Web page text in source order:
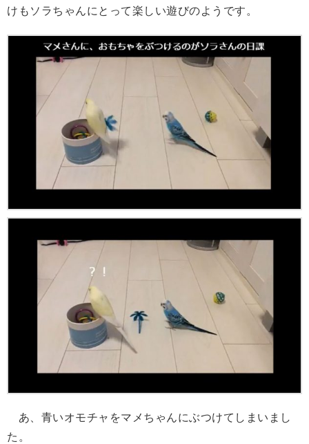
けもソラちゃんにとって楽しい遊びのようです。
あ、青いオモチャをマメちゃんにぶつけてしまいまし
た。